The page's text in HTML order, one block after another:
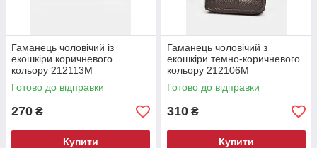
Гаманець чоловічий із
екошкіри коричневого
кольору 212113M
Готово до відправки
270 ₴
Купити
Гаманець чоловічий з
екошкіри темно-коричневого
кольору 212106M
Готово до відправки
310 ₴
Купити